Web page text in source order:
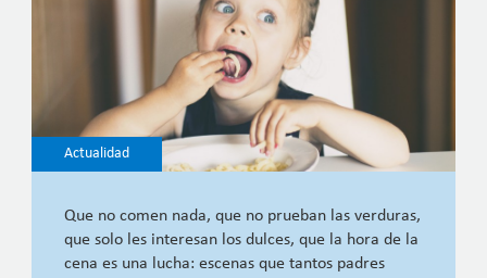
Actualidad
Que no comen nada, que no prueban las verduras,
que solo les interesan los dulces, que la hora de la
cena es una lucha: escenas que tantos padres